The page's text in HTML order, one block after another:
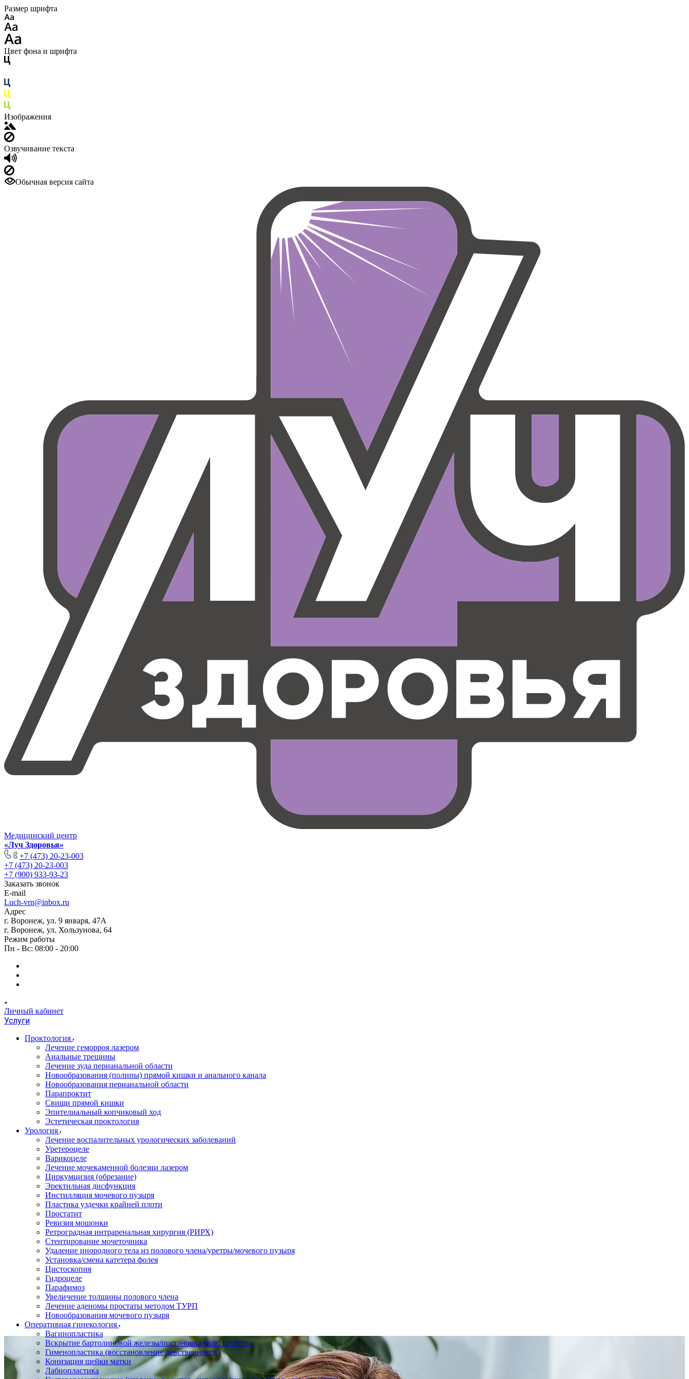
Размер шрифта
Цвет фона и шрифта
Изображения
Озвучивание текста
Обычная версия сайта
Медицинский центр
«Луч Здоровья»
+7 (473) 20-23-003
+7 (473) 20-23-003
+7 (900) 933-93-23
Заказать звонок
E-mail
Luch-vrn@inbox.ru
Адрес
г. Воронеж, ул. 9 января, 47А
г. Воронеж, ул. Хользунова, 64
Режим работы
Пн - Вс: 08:00 - 20:00
Личный кабинет
Услуги
Проктология
Лечение геморроя лазером
Анальные трещины
Лечение зуда перианальной области
Новообразования (полипы) прямой кишки и анального канала
Новообразования перианальной области
Парапроктит
Свищи прямой кишки
Эпителиальный копчиковый ход
Эстетическая проктология
Урология
Лечение воспалительных урологических заболеваний
Уретероцеле
Варикоцеле
Лечение мочекаменной болезни лазером
Циркумцизия (обрезание)
Эректильная дисфункция
Инстилляция мочевого пузыря
Пластика уздечки крайней плоти
Простатит
Ревизия мошонки
Ретроградная интраренальная хирургия (РИРХ)
Стентирование мочеточника
Удаление инородного тела из полового члена/уретры/мочевого пузыря
Установка/смена катетера фолея
Цистоскопия
Гидроцеле
Парафимоз
Увеличение толщины полового члена
Лечение аденомы простаты методом ТУРП
Новообразования мочевого пузыря
Оперативная гинекология
Вагинопластика
Вскрытие бартолиновой железы/постановка word катетера
Гименопластика (восстановление девственности)
Конизация шейки матки
Лабиопластика